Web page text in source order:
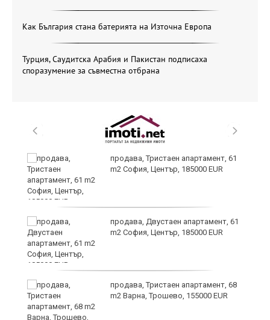
Как България стана батерията на Източна Европа
Турция, Саудитска Арабия и Пакистан подписаха
споразумение за съвместна отбрана
продава, Тристаен апартамент, 61
m2 София, Център, 185000 EUR
продава, Двустаен апартамент, 61
m2 София, Център, 185000 EUR
продава, Тристаен апартамент, 68
m2 Варна, Трошево, 155000 EUR